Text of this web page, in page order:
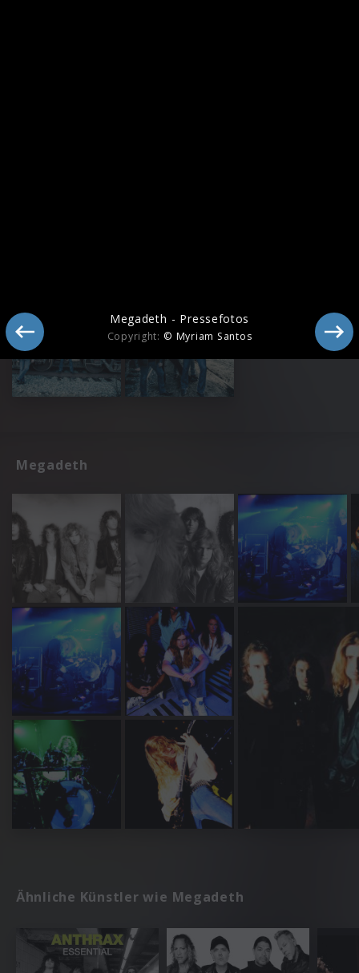
Megadeth
Ähnliche Künstler wie Megadeth
Megadeth - Pressefotos
Copyright: © Myriam Santos